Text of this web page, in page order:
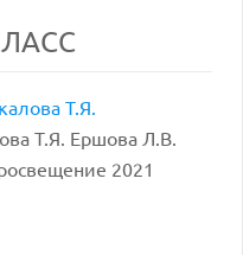
Т.Я.
Т.Я. Ершова Л.В.
2021